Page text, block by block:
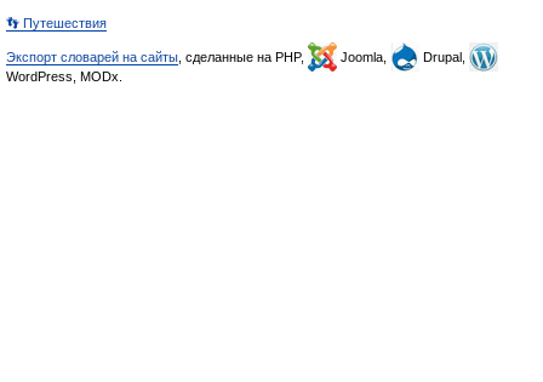
👣 Путешествия
Экспорт словарей на сайты , сделанные на PHP, Joomla,
Drupal,
WordPress, MODx.